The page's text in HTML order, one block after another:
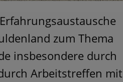
zum Thema
insbesondere durch
Arbeitstreffen mit